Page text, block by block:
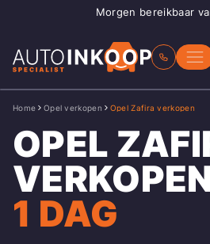
Morgen bereikbaar
Home Opel verkopen Opel Zafira verkopen
OPEL
1 DAG